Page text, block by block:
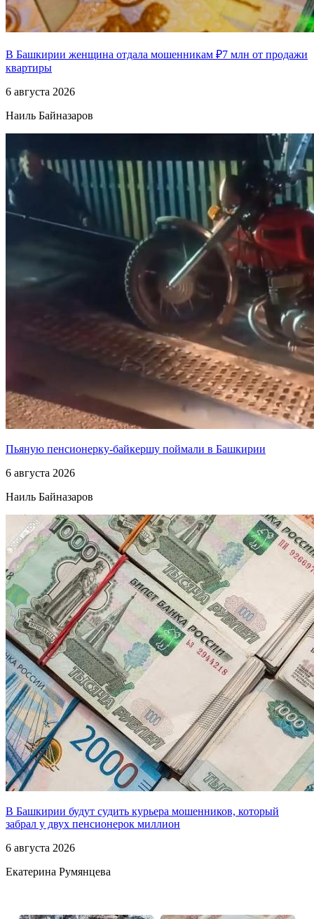
В Башкирии женщина отдала мошенникам ₽7 млн от продажи
квартиры
6 августа 2026
Наиль Байназаров
Пьяную пенсионерку-байкершу поймали в Башкирии
6 августа 2026
Наиль Байназаров
В Башкирии будут судить курьера мошенников, который
забрал у двух пенсионерок миллион
6 августа 2026
Екатерина Румянцева